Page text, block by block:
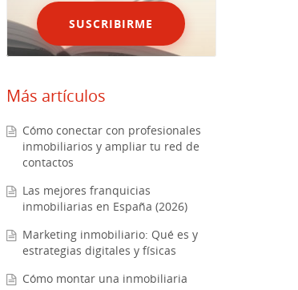
SUSCRIBIRME
Más artículos
Cómo conectar con profesionales
inmobiliarios y ampliar tu red de
contactos
Las mejores franquicias
inmobiliarias en España (2026)
Marketing inmobiliario: Qué es y
estrategias digitales y físicas
Cómo montar una inmobiliaria